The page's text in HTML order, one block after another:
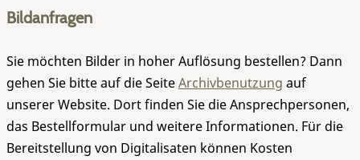
Bildanfragen
Sie möchten Bilder in hoher Auflösung bestellen? Dann
gehen Sie bitte auf die SeiteArchivbenutzung auf
unserer Website. Dort finden Sie die Ansprechpersonen,
das Bestellformular und weitere Informationen. Für die
Bereitstellung von Digitalisaten können Kosten